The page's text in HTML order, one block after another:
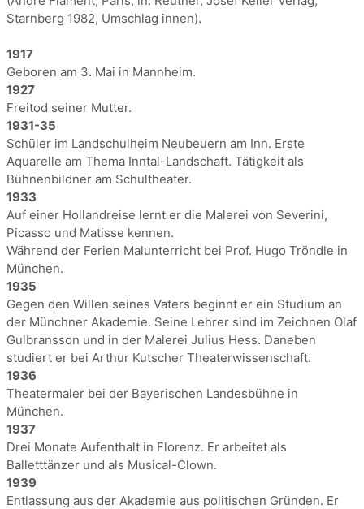
Starnberg 1982, Umschlag innen).
1917
Geboren am 3. Mai in Mannheim.
1927
Freitod seiner Mutter.
1931-35
Schüler im Landschulheim Neubeuern am Inn. Erste
Aquarelle am Thema Inntal-Landschaft. Tätigkeit als
Bühnenbildner am Schultheater.
1933
Auf einer Hollandreise lernt er die Malerei von Severini,
Picasso und Matisse kennen.
Während der Ferien Malunterricht bei Prof. Hugo Tröndle in
München.
1935
Gegen den Willen seines Vaters beginnt er ein Studium an
der Münchner Akademie. Seine Lehrer sind im Zeichnen Olaf
Gulbransson und in der Malerei Julius Hess. Daneben
studiert er bei Arthur Kutscher Theaterwissenschaft.
1936
Theatermaler bei der Bayerischen Landesbühne in
München.
1937
Drei Monate Aufenthalt in Florenz. Er arbeitet als
Balletttänzer und als Musical-Clown.
1939
Entlassung aus der Akademie aus politischen Gründen. Er